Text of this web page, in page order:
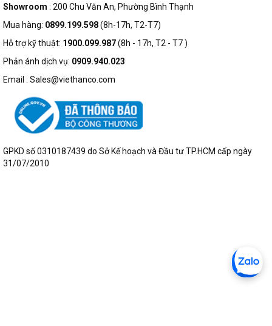
Showroom : 200 Chu Văn An, Phường Bình Thạnh
Mua hàng: 0899.199.598(8h-17h, T2-T7)
Hỗ trợ kỹ thuật: 1900.099.987(8h - 17h, T2 - T7 )
Phản ánh dịch vụ: 0909.940.023
Email : Sales@viethanco.com
GPKD số 0310187439 do Sở Kế hoạch và Đầu tư TP.HCM cấp ngày
31/07/2010